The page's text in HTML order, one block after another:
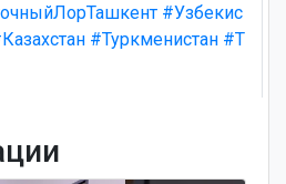
#Узбекис
#Туркменистан #Т